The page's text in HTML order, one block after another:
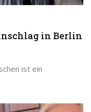
in Berlin
ist ein